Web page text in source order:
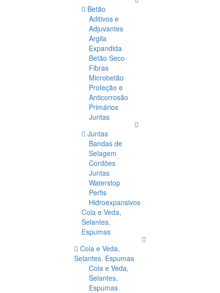
Betão
Aditivos e
Adjuvantes
Argila
Expandida
Betão Seco
Fibras
Microbetão
Proteção e
Anticorrosão
Primários
Juntas
Juntas
Bandas de
Selagem
Cordões
Juntas
Waterstop
Perfis
Hidroexpansivos
Cola e Veda,
Selantes,
Espumas
Cola e Veda,
Selantes, Espumas
Cola e Veda,
Selantes,
Espumas